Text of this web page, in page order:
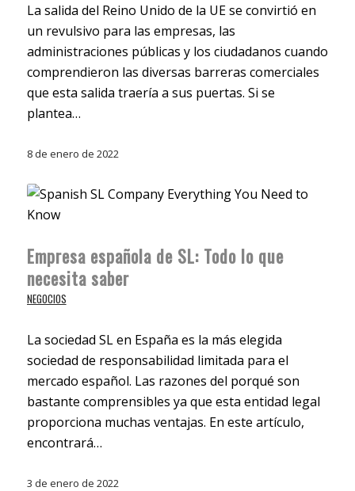
La salida del Reino Unido de la UE se convirtió en
un revulsivo para las empresas, las
administraciones públicas y los ciudadanos cuando
comprendieron las diversas barreras comerciales
que esta salida traería a sus puertas. Si se
plantea…
8 de enero de 2022
Empresa española de SL: Todo lo que
necesita saber
NEGOCIOS
La sociedad SL en España es la más elegida
sociedad de responsabilidad limitada para el
mercado español. Las razones del porqué son
bastante comprensibles ya que esta entidad legal
proporciona muchas ventajas. En este artículo,
encontrará…
3 de enero de 2022